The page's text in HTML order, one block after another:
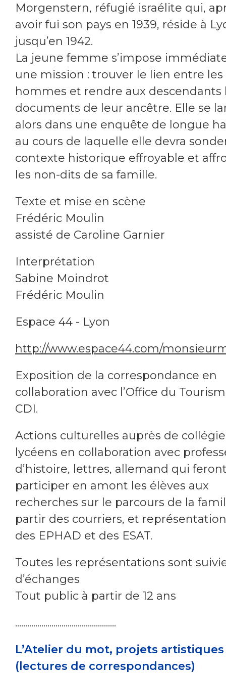
Morgenstern, réfugié israélite qui,
avoir fui son pays en 1939, réside à
jusqu’en 1942.
La jeune femme s’impose
une mission : trouver le lien entre
hommes et rendre aux descendants
documents de leur ancêtre. Elle se
alors dans une enquête de longue
au cours de laquelle elle devra
contexte historique effroyable et
les non-dits de sa famille.
Texte et mise en scène
Frédéric Moulin
assisté de Caroline Garnier
Interprétation
Sabine Moindrot
Frédéric Moulin
Espace 44 - Lyon
http://www.espace44.com/
Exposition de la correspondance en
collaboration avec l’Office du
CDI.
Actions culturelles auprès de
lycéens en collaboration avec
d’histoire, lettres, allemand qui
participer en amont les élèves aux
recherches sur le parcours de la
partir des courriers, et
des EPHAD et des ESAT.
Toutes les représentations sont
d’échanges
Tout public à partir de 12 ans
..................................................
L’Atelier du mot, projets artistiques
(lectures de correspondances)